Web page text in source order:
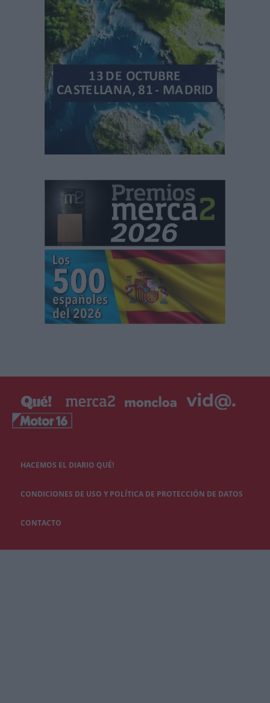
HACEMOS EL DIARIO QUÉ!
CONDICIONES DE USO Y POLÍTICA DE PROTECCIÓN DE DATOS
CONTACTO